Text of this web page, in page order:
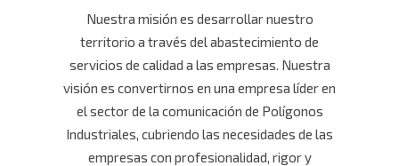
Nuestra misión es desarrollar nuestro
territorio a través del abastecimiento de
servicios de calidad a las empresas. Nuestra
visión es convertirnos en una empresa líder en
el sector de la comunicación de Polígonos
Industriales, cubriendo las necesidades de las
empresas con profesionalidad, rigor y